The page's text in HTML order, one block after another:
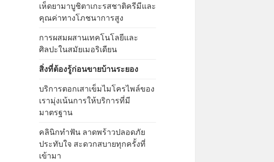
เห็ดยามาบูชิตาเกะรสชาติครีมีและ
คุณค่าทางโภชนาการสูง
การผสมผสานเทคโนโลยีและ
ศิลปะในสมัยเมอริเดียน
สิ่งที่ต้องรู้ก่อนขายบ้านระยอง
บริการตอกเสาเข็มไมโครไพล์ของ
เรามุ่งเน้นการให้บริการที่มี
มาตรฐาน
คลินิกทำฟัน ลาดพร้าวปลอดภัย
ประทับใจ สะดวกสบายทุกครั้งที่
เข้ามา